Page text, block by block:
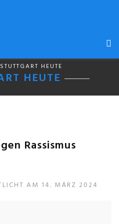
HEUTE
HEUTE
Rassismus
AM 14. MÄRZ 2024